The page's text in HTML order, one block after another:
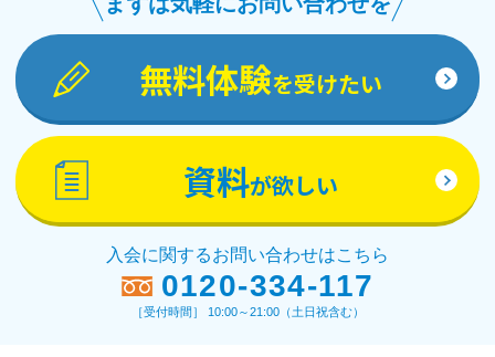
無料体験を受けたい
資料が欲しい
入会に関するお問い合わせはこちら
0120-334-117
［受付時間］ 10:00～21:00（土日祝含む）